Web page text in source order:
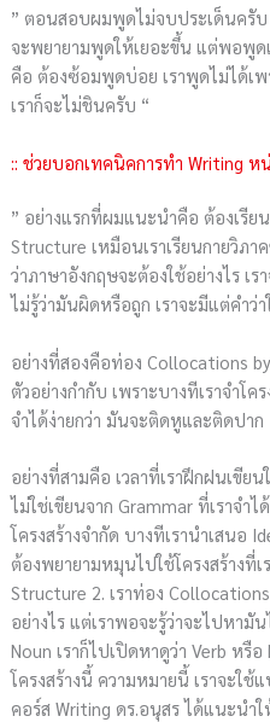
” ตอนสอบผมพูดไม่จบประเด็นครับ
จะพยายามพูดให้เยอะขึ้น แต่พอพูด
คือ ต้องซ้อมพูดบ่อย เราพูดไม่ได้เพ
เราก็จะไม่ชินครับ “
:: ช่วยบอกเทคนิคการทำ Writing ห
” อย่างแรกที่ผมแนะนำคือ ต้องเรีย
Structure เหมือนเราเรียนกายวิภา
ว่าภาษาอังกฤษจะต้องใช้อย่างไร เ
ไม่รู้ว่ามันผิดหรือถูก เราจะมีแต่คำว่
อย่างที่สองคือท่อง Collocations
ตัวอย่างกำกับ เพราะบางทีเราจำโค
จำได้ง่ายกว่า มันจะติดหูและติดปาก
อย่างที่สามคือ เวลาที่เราฝึกฝนเขีย
ไม่ใช่เขียนจาก Grammar ที่เราจำไ
โครงสร้างจำกัด บางทีเรานำเสนอ
ต้องพยายามหมุนไปใช้โครงสร้างที่เ
Structure 2. เราท่อง
อย่างไร แต่เราพอจะรู้ว่าจะไปหามั
Noun เราก็ไปเปิดหาดูว่า Verb หรือ
โครงสร้างนี้ ความหมายนี้ เราจะใ
คอร์ส Writing ดร.อนุสร ได้แนะนำ